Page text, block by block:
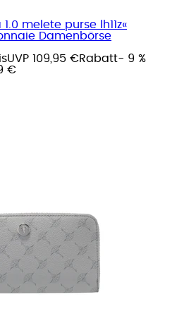
melete purse lh11z«
Damenbörse
UVP 109,95 €Rabatt- 9 %
€